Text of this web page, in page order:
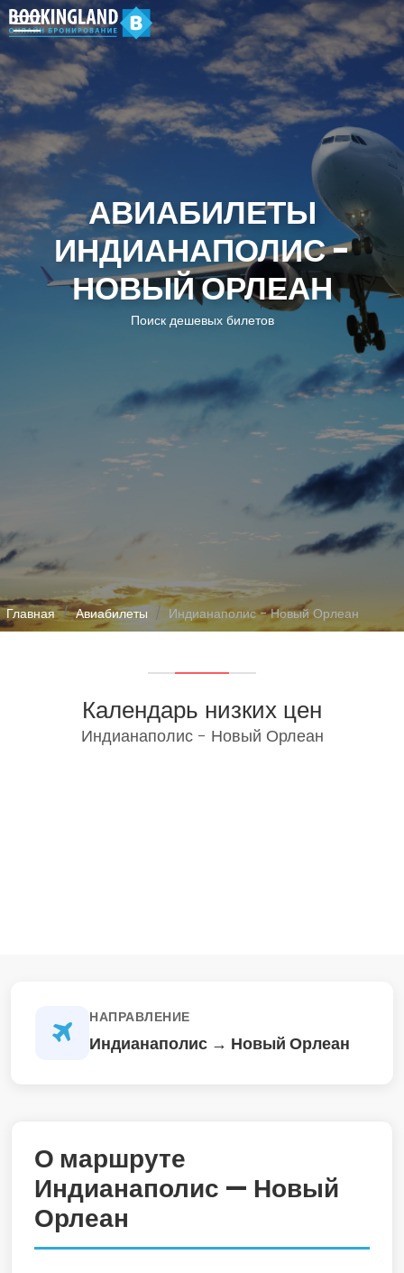
АВИАБИЛЕТЫ
ИНДИАНАПОЛИС -
НОВЫЙ ОРЛЕАН
Поиск дешевых билетов
Главная Авиабилеты Индианаполис - Новый Орлеан
Календарь низких цен
Индианаполис - Новый Орлеан
НАПРАВЛЕНИЕ
Индианаполис → Новый Орлеан
О маршруте
Индианаполис — Новый
Орлеан